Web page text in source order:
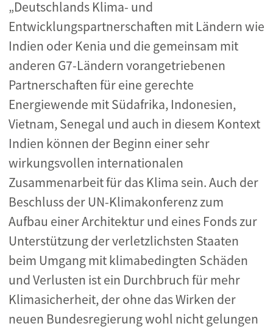
„Deutschlands Klima- und
Entwicklungspartnerschaften mit Ländern wie
Indien oder Kenia und die gemeinsam mit
anderen G7-Ländern vorangetriebenen
Partnerschaften für eine gerechte
Energiewende mit Südafrika, Indonesien,
Vietnam, Senegal und auch in diesem Kontext
Indien können der Beginn einer sehr
wirkungsvollen internationalen
Zusammenarbeit für das Klima sein. Auch der
Beschluss der UN-Klimakonferenz zum
Aufbau einer Architektur und eines Fonds zur
Unterstützung der verletzlichsten Staaten
beim Umgang mit klimabedingten Schäden
und Verlusten ist ein Durchbruch für mehr
Klimasicherheit, der ohne das Wirken der
neuen Bundesregierung wohl nicht gelungen